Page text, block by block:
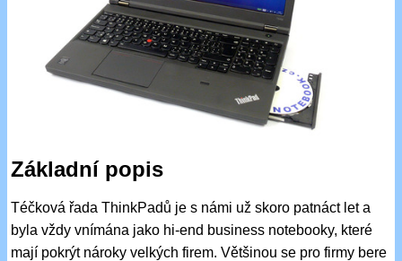
Základní popis
Téčková řada ThinkPadů je s námi už skoro patnáct let a
byla vždy vnímána jako hi-end business notebooky, které
mají pokrýt nároky velkých firem. Většinou se pro firmy bere